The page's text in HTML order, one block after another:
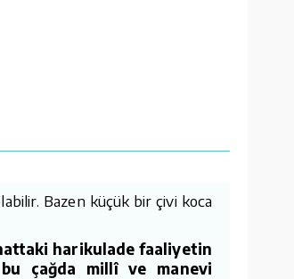
Bazen küçük bir çivi koca
harikulade faaliyetin
çağda millî ve manevi